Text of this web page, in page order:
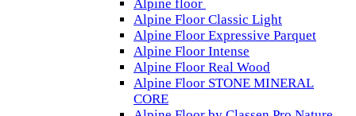
Alpine floor
Alpine Floor Classic Light
Alpine Floor Expressive Parquet
Alpine Floor Intense
Alpine Floor Real Wood
Alpine Floor STONE MINERAL
CORE